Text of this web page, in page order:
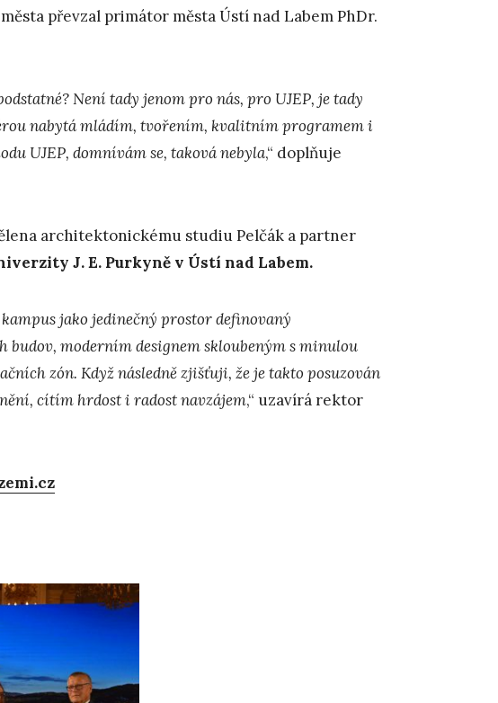
převzal primátor města Ústí nad Labem PhDr.
Není tady jenom pro nás, pro UJEP, je tady
nabytá mládím, tvořením, kvalitním programem i
UJEP, domnívám se, taková nebyla,“ doplňuje
architektonickému studiu Pelčák a partner
J. E. Purkyně v Ústí nad Labem.
jako jedinečný prostor definovaný
moderním designem skloubeným s minulou
zón. Když následně zjišťuji, že je takto posuzován
cítím hrdost i radost navzájem,“ uzavírá rektor